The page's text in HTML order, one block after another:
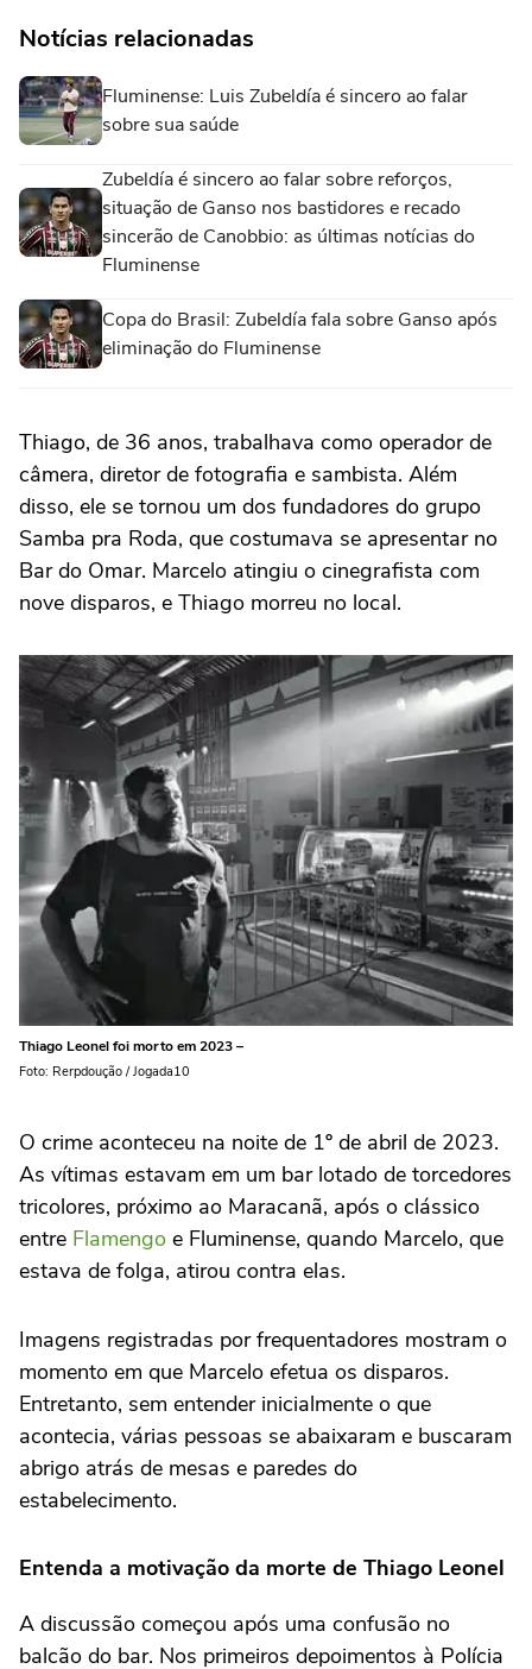
Notícias relacionadas
Fluminense: Luis Zubeldía é sincero ao falar
sobre sua saúde
Zubeldía é sincero ao falar sobre reforços,
situação de Ganso nos bastidores e recado
sincerão de Canobbio: as últimas notícias do
Fluminense
Copa do Brasil: Zubeldía fala sobre Ganso após
eliminação do Fluminense
Thiago, de 36 anos, trabalhava como operador de
câmera, diretor de fotografia e sambista. Além
disso, ele se tornou um dos fundadores do grupo
Samba pra Roda, que costumava se apresentar no
Bar do Omar. Marcelo atingiu o cinegrafista com
nove disparos, e Thiago morreu no local.
Thiago Leonel foi morto em 2023 –
Foto: Rerpdoução / Jogada10
O crime aconteceu na noite de 1º de abril de 2023.
As vítimas estavam em um bar lotado de torcedores
tricolores, próximo ao Maracanã, após o clássico
entre Flamengo e Fluminense, quando Marcelo, que
estava de folga, atirou contra elas.
Imagens registradas por frequentadores mostram o
momento em que Marcelo efetua os disparos.
Entretanto, sem entender inicialmente o que
acontecia, várias pessoas se abaixaram e buscaram
abrigo atrás de mesas e paredes do
estabelecimento.
Entenda a motivação da morte de Thiago Leonel
A discussão começou após uma confusão no
balcão do bar. Nos primeiros depoimentos à Polícia